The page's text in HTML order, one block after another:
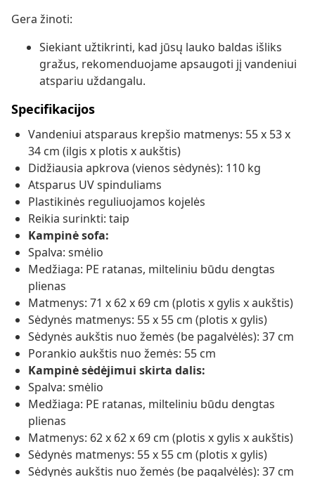
Gera žinoti:
Siekiant užtikrinti, kad jūsų lauko baldas išliks
gražus, rekomenduojame apsaugoti jį vandeniui
atspariu uždangalu.
Specifikacijos
Vandeniui atsparaus krepšio matmenys: 55 x 53 x
34 cm (ilgis x plotis x aukštis)
Didžiausia apkrova (vienos sėdynės): 110 kg
Atsparus UV spinduliams
Plastikinės reguliuojamos kojelės
Reikia surinkti: taip
Kampinė sofa:
Spalva: smėlio
Medžiaga: PE ratanas, milteliniu būdu dengtas
plienas
Matmenys: 71 x 62 x 69 cm (plotis x gylis x aukštis)
Sėdynės matmenys: 55 x 55 cm (plotis x gylis)
Sėdynės aukštis nuo žemės (be pagalvėlės): 37 cm
Porankio aukštis nuo žemės: 55 cm
Kampinė sėdėjimui skirta dalis:
Spalva: smėlio
Medžiaga: PE ratanas, milteliniu būdu dengtas
plienas
Matmenys: 62 x 62 x 69 cm (plotis x gylis x aukštis)
Sėdynės matmenys: 55 x 55 cm (plotis x gylis)
Sėdynės aukštis nuo žemės (be pagalvėlės): 37 cm